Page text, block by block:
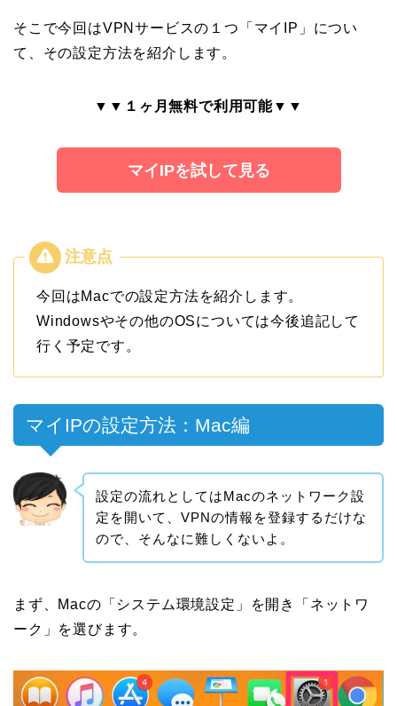
そこで今回はVPNサービスの１つ「マイIP」につい
て、その設定方法を紹介します。
▼▼１ヶ月無料で利用可能▼▼
マイIPを試して見る
今回はMacでの設定方法を紹介します。
Windowsやその他のOSについては今後追記して
行く予定です。
マイIPの設定方法：Mac編
設定の流れとしてはMacのネットワーク設
定を開いて、VPNの情報を登録するだけな
ので、そんなに難しくないよ。
まず、Macの「システム環境設定」を開き「ネットワ
ーク」を選びます。